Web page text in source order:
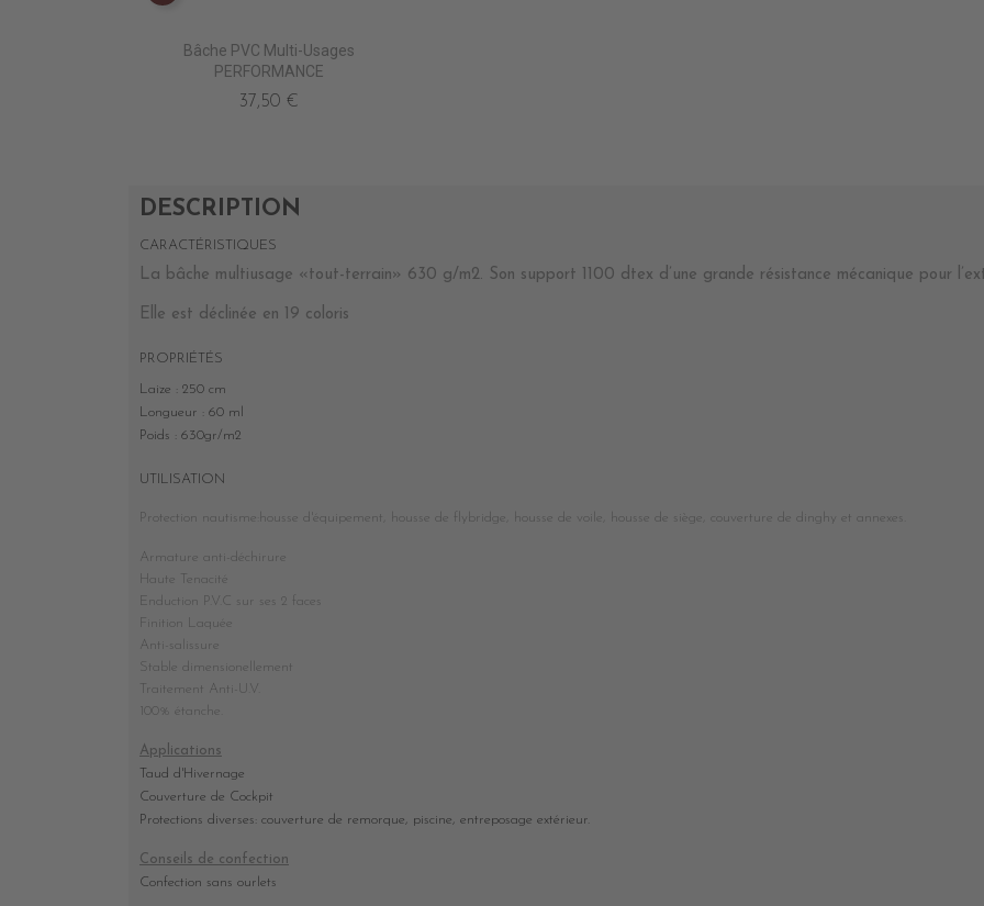
Bâche PVC Multi-Usages
PERFORMANCE
37,50 €
DESCRIPTION
CARACTÉRISTIQUES
La bâche multiusage «tout-terrain» 630 g/m2. Son support 1100 dtex d’une grande résistance mécanique pour
Elle est déclinée en 19 coloris
PROPRIÉTÉS
Laize : 250 cm
Longueur : 60 ml
Poids : 630gr/m2
UTILISATION
Protection nautisme:housse d'équipement, housse de flybridge, housse de voile, housse de siège, couverture de dinghy et annexes.
Armature anti-déchirure
Haute Tenacité
Enduction P.V.C sur ses 2 faces
Finition Laquée
Anti-salissure
Stable dimensionellement
Traitement Anti-U.V.
100% étanche.
Applications
Taud d'Hivernage
Couverture de Cockpit
Protections diverses: couverture de remorque, piscine, entreposage extérieur.
Conseils de confection
Confection sans ourlets